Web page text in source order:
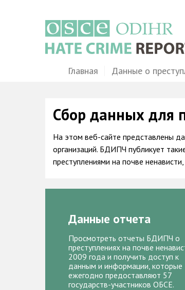
MainГлавная Данные о
Сбор данных для
На этом веб-сайте представлены
организаций. БДИПЧ публикует
преступлениями на почве
Данные отчета
Просмотреть отчеты БДИПЧ о
преступлениях на почве
2009 года и получить доступ к
данным и информации, которые
ежегодно предоставляют 57
государств-участников ОБСЕ.